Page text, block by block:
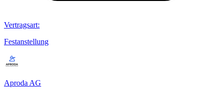
Vertragsart:
Festanstellung
Aproda AG